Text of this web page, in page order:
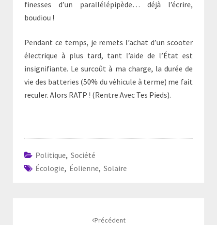
finesses d’un parallélépipède… déjà l’écrire,
boudiou !
Pendant ce temps, je remets l’achat d’un scooter
électrique à plus tard, tant l’aide de l’État est
insignifiante. Le surcoût à ma charge, la durée de
vie des batteries (50% du véhicule à terme) me fait
reculer. Alors RATP ! (Rentre Avec Tes Pieds).
Politique,Société
Écologie, Éolienne,Solaire
Précédent